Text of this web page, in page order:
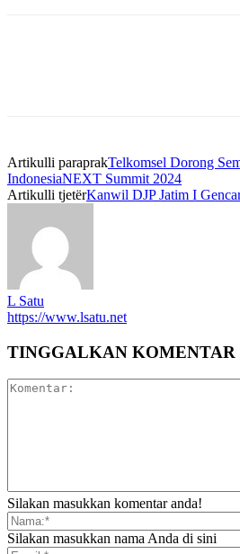
Artikulli paraprakTelkomsel Dorong
IndonesiaNEXT Summit 2024
Artikulli tjetërKanwil DJP Jatim I
L Satu
https://www.lsatu.net
TINGGALKAN KOMENTAR
Silakan masukkan komentar anda!
Silakan masukkan nama Anda di sini